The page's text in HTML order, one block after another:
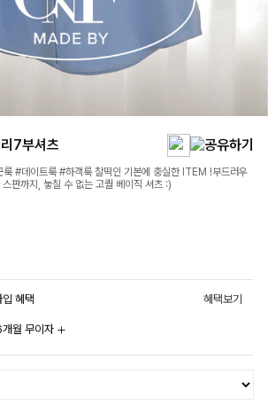
7부셔츠
룩 #데이트룩 #하객룩 찰떡인 기본에 충실한 ITEM !부드러우
판까지, 놓칠 수 없는 고퀄 베이직 셔츠 :)
혜택 혜택보기
월 무이자